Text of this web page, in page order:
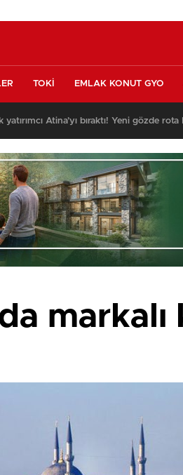
TOKİ EMLAK KONUT GYO
Karaca Villaları’nda satılık 10 tripleks